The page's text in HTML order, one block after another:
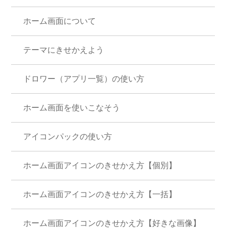
ホーム画面について
テーマにきせかえよう
ドロワー（アプリ一覧）の使い方
ホーム画面を使いこなそう
アイコンパックの使い方
ホーム画面アイコンのきせかえ方【個別】
ホーム画面アイコンのきせかえ方【一括】
ホーム画面アイコンのきせかえ方【好きな画像】